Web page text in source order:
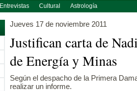
Entrevistas Cultural Astrología
Jueves 17 de noviembre 2011
Justifican carta de
de Energía y Minas
Según el despacho de la Primera
realizar un informe.